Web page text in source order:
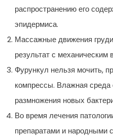
распространению его
эпидермиса.
Массажные движения
результат с механическим
Фурункул нельзя мочить,
компрессы. Влажная среда
размножения новых
Во время лечения
препаратами и народными